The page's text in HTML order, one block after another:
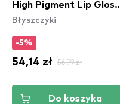
High Pigment Lip Gloss
- Brick Of Time
Błyszczyki
-5%
54,14 zł 56,99 zł
Do koszyka